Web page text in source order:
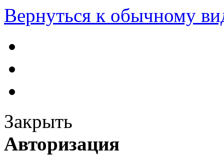
Вернуться к обычному
Закрыть
Авторизация